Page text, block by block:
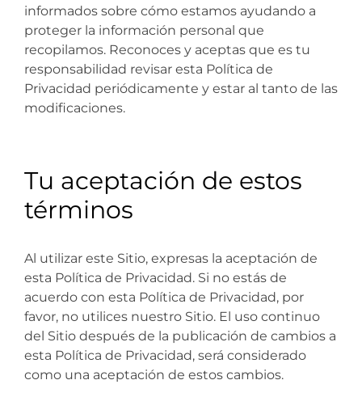
informados sobre cómo estamos ayudando a
proteger la información personal que
recopilamos. Reconoces y aceptas que es tu
responsabilidad revisar esta Política de
Privacidad periódicamente y estar al tanto de las
modificaciones.
Tu aceptación de estos
términos
Al utilizar este Sitio, expresas la aceptación de
esta Política de Privacidad. Si no estás de
acuerdo con esta Política de Privacidad, por
favor, no utilices nuestro Sitio. El uso continuo
del Sitio después de la publicación de cambios a
esta Política de Privacidad, será considerado
como una aceptación de estos cambios.